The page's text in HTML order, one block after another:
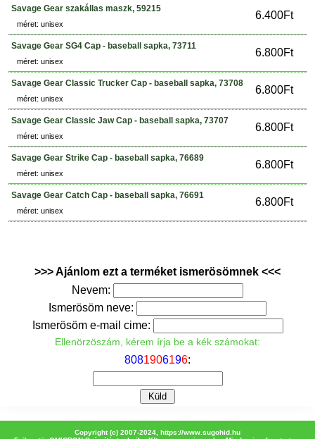
Savage Gear szakállas maszk, 59215
6.400Ft
méret: unisex
Savage Gear SG4 Cap - baseball sapka, 73711
6.800Ft
méret: unisex
Savage Gear Classic Trucker Cap - baseball sapka, 73708
6.800Ft
méret: unisex
Savage Gear Classic Jaw Cap - baseball sapka, 73707
6.800Ft
méret: unisex
Savage Gear Strike Cap - baseball sapka, 76689
6.800Ft
méret: unisex
Savage Gear Catch Cap - baseball sapka, 76691
6.800Ft
méret: unisex
>>> Ajánlom ezt a terméket ismerösömnek <<<
Nevem:
Ismerösöm neve:
Ismerösöm e-mail cime:
Ellenörzöszám, kérem írja be a kék számokat:
8081906196:
Copyright (c) 2007-2024, https://www.sugohid.hu